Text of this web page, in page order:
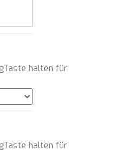
halten für
halten für